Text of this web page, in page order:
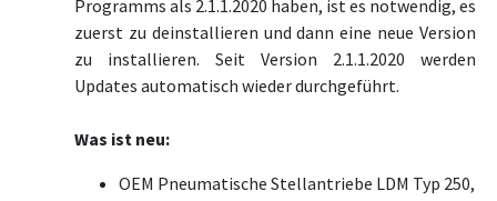
Programms als 2.1.1.2020 haben, ist es notwendig, es
zuerst zu deinstallieren und dann eine neue Version
zu installieren. Seit Version 2.1.1.2020 werden
Updates automatisch wieder durchgeführt.
Was ist neu:
OEM Pneumatische Stellantriebe LDM Typ 250,